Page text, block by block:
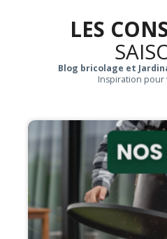
LES
Blog bricolage et
Inspiration pour